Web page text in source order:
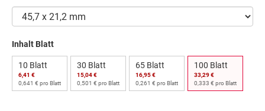
Inhalt Blatt
10 Blatt
6,41 €
0,641 € pro Blatt
30 Blatt
15,04 €
0,501 € pro Blatt
65 Blatt
16,95 €
0,261 € pro Blatt
100 Blatt
33,29 €
0,333 € pro Blatt